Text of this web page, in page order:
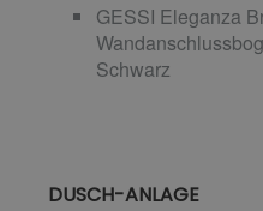
GESSI Eleganza
Schwarz
DUSCH-ANLAGE